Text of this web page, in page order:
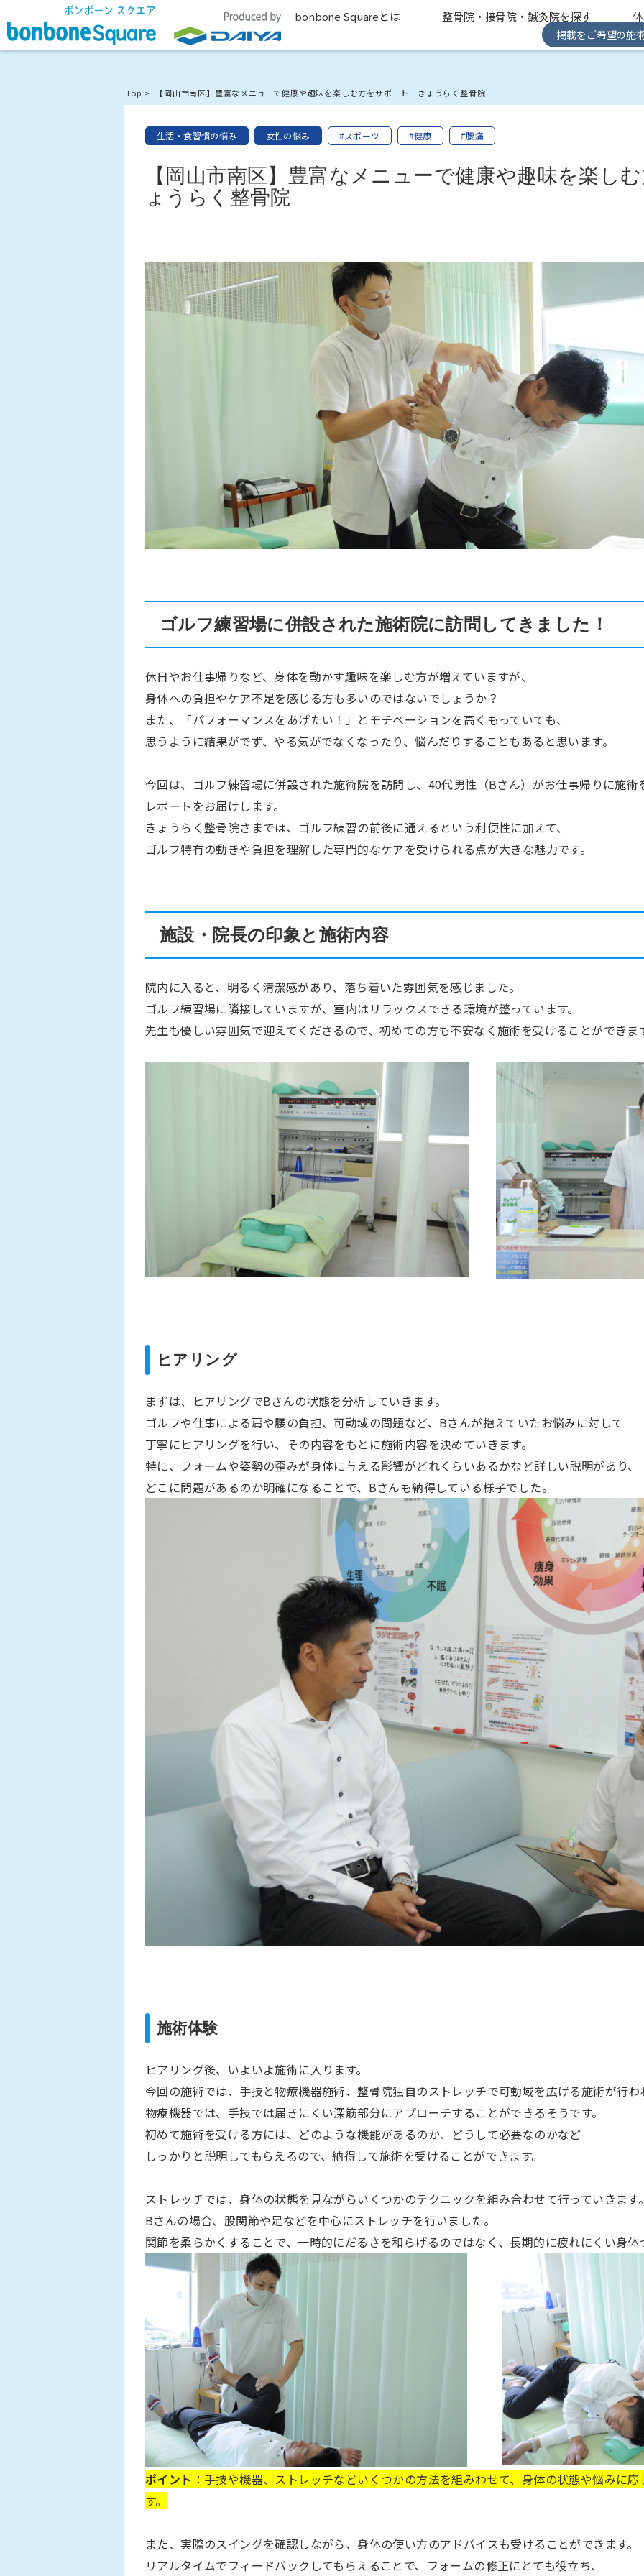
bonbone Squareとは 整骨院・接骨院・鍼灸院を探す
掲載をご希望の施
Top 【岡山市南区】豊富なメニューで健康や趣味を楽しむ方をサポート！きょうらく整骨院
生活・食習慣の悩み 女性の悩み #スポーツ #健康 #腰痛
【岡山市南区】豊富なメニューで健康や趣味を楽し
ょうらく整骨院
ゴルフ練習場に併設された施術院に訪問してきました！
休日やお仕事帰りなど、身体を動かす趣味を楽しむ方が増えていますが、
身体への負担やケア不足を感じる方も多いのではないでしょうか？
また、「パフォーマンスをあげたい！」とモチベーションを高くもっていても、
思うように結果がでず、やる気がでなくなったり、悩んだりすることもあると思います。
今回は、ゴルフ練習場に併設された施術院を訪問し、 40代男性（Bさん）がお仕事帰りに施
レポートをお届けします。
きょうらく整骨院さまでは、ゴルフ練習の前後に通えるという利便性に加えて、
ゴルフ特有の動きや負担を理解した専門的なケアを受けられる点が大きな魅力です。
施設・院長の印象と施術内容
院内に入ると、明るく清潔感があり、落ち着いた雰囲気を感じました。
ゴルフ練習場に隣接していますが、室内はリラックスできる環境が整っています。
先生も優しい雰囲気で迎えてくださるので、初めての方も不安なく施術を受けることができま
ヒアリング
まずは、ヒアリングでBさんの状態を分析していきます。
ゴルフや仕事による肩や腰の負担、可動域の問題など、 Bさんが抱えていたお悩みに対して
丁寧にヒアリングを行い、その内容をもとに施術内容を決めていきます。
特に、フォームや姿勢の歪みが身体に与える影響がどれくらいあるかなど詳しい説明があり、
どこに問題があるのか明確になることで、 Bさんも納得している様子でした。
施術体験
ヒアリング後、いよいよ施術に入ります。
今回の施術では、手技と物療機器施術、整骨院独自のストレッチで可動域を広げる施術が行わ
物療機器では、手技では届きにくい深筋部分にアプローチすることができるそうです。
初めて施術を受ける方には、どのような機能があるのか、どうして必要なのかなど
しっかりと説明してもらえるので、納得して施術を受けることができます。
ストレッチでは、身体の状態を見ながらいくつかのテクニックを組み合わせて行っていきます
Bさんの場合、股関節や足などを中心にストレッチを行いました。
関節を柔らかくすることで、一時的にだるさを和らげるのではなく、長期的に疲れにくい身
ポイント ：手技や機器、ストレッチなどいくつかの方法を組みわせて、身体の状態や悩みに
す。
また、実際のスイングを確認しながら、身体の使い方のアドバイスも受けることができます。
リアルタイムでフィードバックしてもらえることで、フォームの修正にとても役立ち、